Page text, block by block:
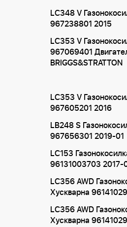
LC348 V
967238801 2015
LC353 V
967069401
BRIGGS&STRATTON
LC353 V
967605201 2016
LB248 S
967656301 2019-01
LC153
96131003703 2017-
LC356 AWD
Хускварна
LC356 AWD
Хускварна